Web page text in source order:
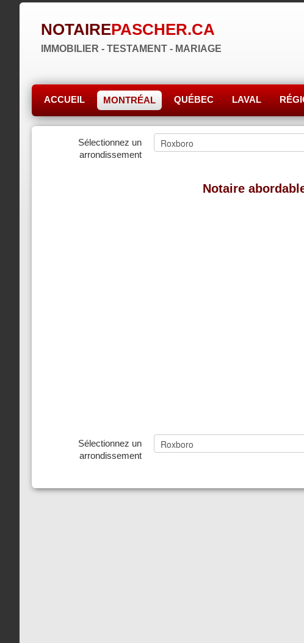
NOTAIREPASCHER.CA
IMMOBILIER - TESTAMENT - MARIAGE
ACCUEIL MONTRÉAL QUÉBEC LAVAL
Sélectionnez un
arrondissement
Notaire
Sélectionnez un
arrondissement